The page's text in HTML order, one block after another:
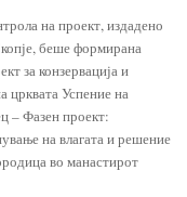
на проект, издадено
беше формирана
за конзервација и
црквата Успение на
– Фазен проект:
на влагата и решение
во манастирот